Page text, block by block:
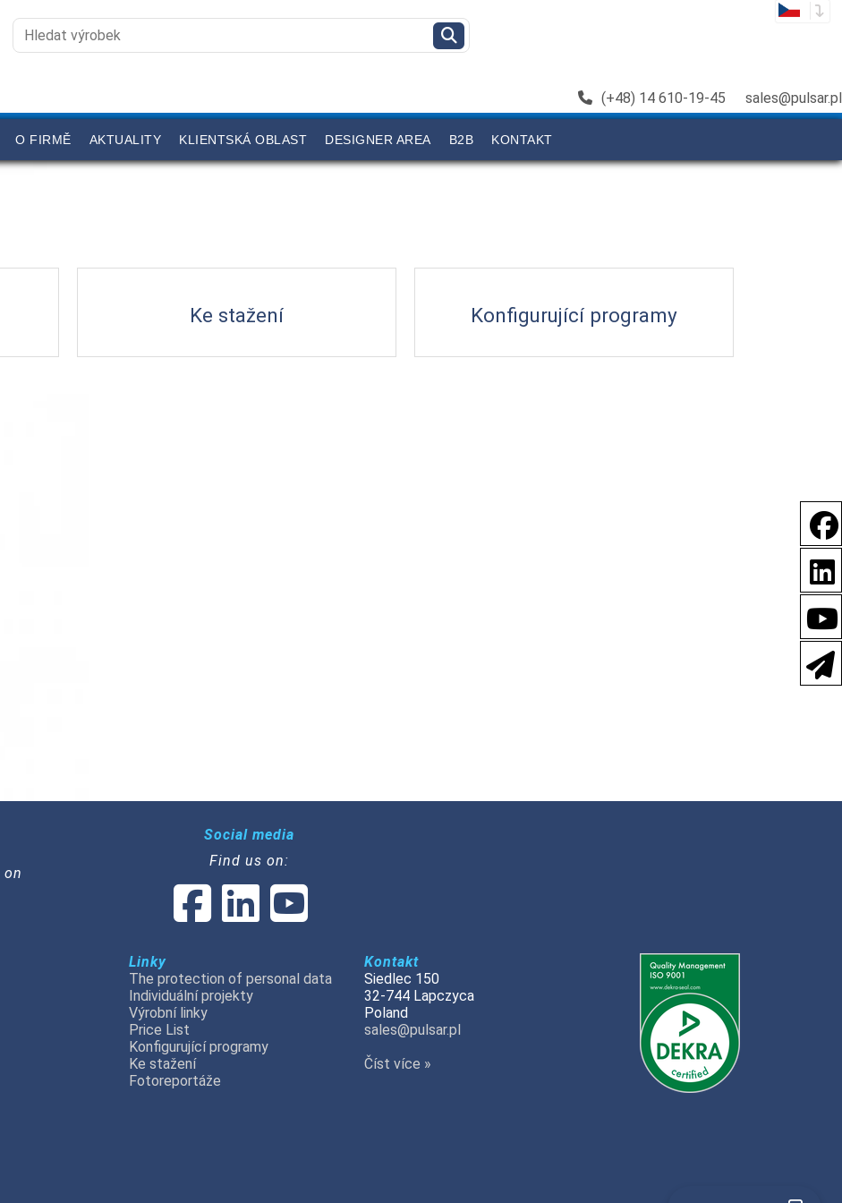
(+48) 14 610-19-45 sales@pulsar.pl
O FIRMĚ AKTUALITY KLIENTSKÁ OBLAST DESIGNER AREA B2B KONTAKT
Ke stažení Konfigurující programy
Social media
Find us on:
Linky
The protection of personal data
Individuální projekty
Výrobní linky
Price List
Konfigurující programy
Ke stažení
Fotoreportáže
Kontakt
Siedlec 150
32-744 Lapczyca
Poland
sales@pulsar.pl
Číst více »